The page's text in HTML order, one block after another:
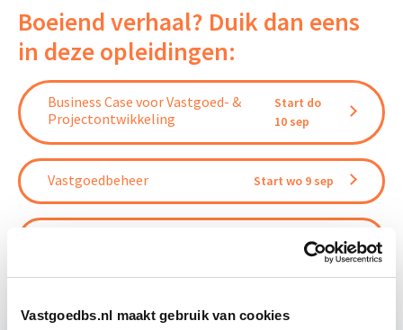
Vastgoedbs.nl maakt gebruik van cookies
Boeiend verhaal? Duik dan eens
in deze opleidingen:
Business Case voor Vastgoed- &
Projectontwikkeling
Start do
10 sep
Vastgoedbeheer Start wo 9 sep
Start wo 28 okt